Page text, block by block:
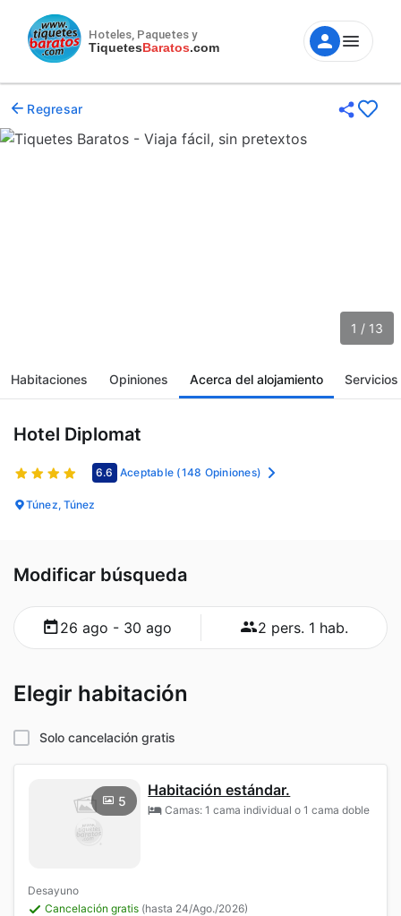
Hoteles, Paquetes y
TiquetesBaratos.com
Regresar
1 / 13
Habitaciones Opiniones Acerca del alojamiento Servicios
Hotel Diplomat
6.6 Aceptable (148 Opiniones)
Túnez, Túnez
Modificar búsqueda
26 ago - 30 ago 2 pers. 1 hab.
Elegir habitación
Solo cancelación gratis
5
Habitación estándar.
Camas: 1 cama individual o 1 cama doble
Desayuno
Cancelación gratis (hasta 24/Ago./2026)